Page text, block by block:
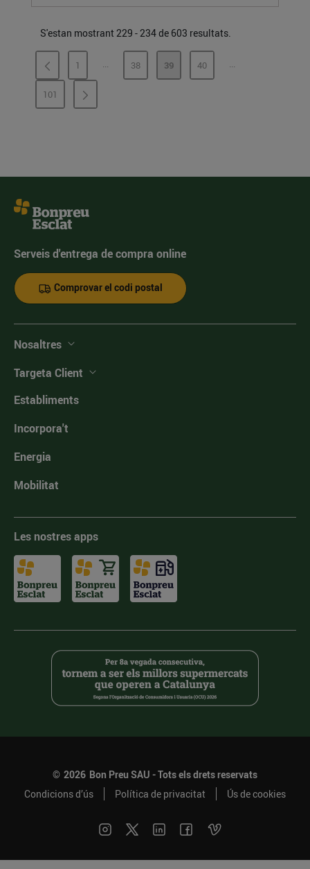
S'estan mostrant 229 - 234 de 603 resultats.
PÀGINA
1 ...PÀGINES INTERMÈDIES
PÀGINA
38 PÀGINA
39 PÀGINA
40 ...PÀGINES
PÀGINA
101
Serveis d'entrega de compra online
Comprovar el codi postal
Nosaltres
Targeta Client
Establiments
Incorpora't
Energia
Mobilitat
Les nostres apps
© 2026 Bon Preu SAU - Tots els drets reservats
Condicions d’ús
Política de privacitat Ús de cookies